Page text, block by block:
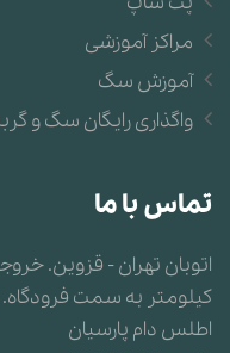
مراکز آموزشی
آموزش سگ
واگذاری رایگان سگ و
تماس با ما
کیلومتر به سمت فرودگاه.
اطلس دام پارسیان